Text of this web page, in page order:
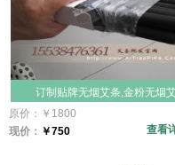
订制贴牌无烟艾条,金粉无烟
条,18mm*200mm无烟艾条白盒
包装,南阳手工无烟艾柱五年陈艾
原价： ￥ 1800
现价： ￥750 查看